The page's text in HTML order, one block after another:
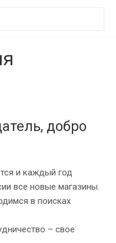
добро
и каждый год
все новые магазины.
в поисках
– свое